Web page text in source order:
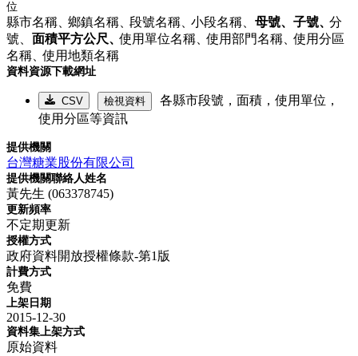
位
縣市名稱、鄉鎮名稱、段號名稱、小段名稱、 母號、 子號、分
號、 面積平方公尺、使用單位名稱、使用部門名稱、使用分區
名稱、使用地類名稱
資料資源下載網址
CSV 檢視資料
各縣市段號，面積，使用單位，
使用分區等資訊
提供機關
台灣糖業股份有限公司
提供機關聯絡人姓名
黃先生 (063378745)
更新頻率
不定期更新
授權方式
政府資料開放授權條款-第1版
計費方式
免費
上架日期
2015-12-30
資料集上架方式
原始資料